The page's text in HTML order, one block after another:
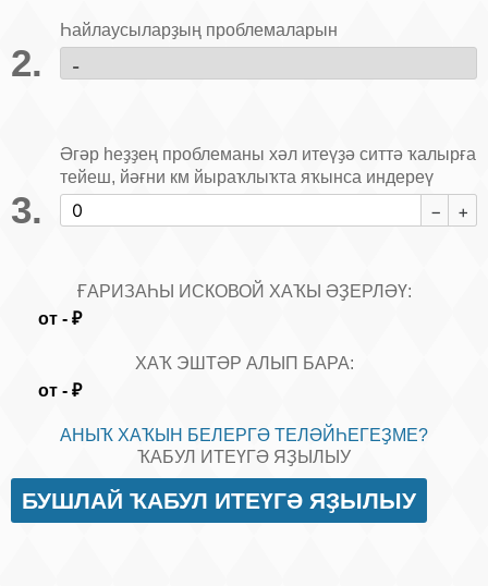
Һайлаусыларҙың проблемаларын
Әгәр һеҙҙең проблеманы хәл итеүҙә ситтә ҡалырға
тейеш, йәғни км йыраҡлыҡта яҡынса индереү
ҒАРИЗАҺЫ ИСКОВОЙ ХАҠЫ ӘҘЕРЛӘҮ:
от - ₽
ХАҠ ЭШТӘР АЛЫП БАРА:
от - ₽
АНЫҠ ХАҠЫН БЕЛЕРГӘ ТЕЛӘЙҺЕГЕҘМЕ?
ҠАБУЛ ИТЕҮГӘ ЯҘЫЛЫУ
БУШЛАЙ ҠАБУЛ ИТЕҮГӘ ЯҘЫЛЫУ